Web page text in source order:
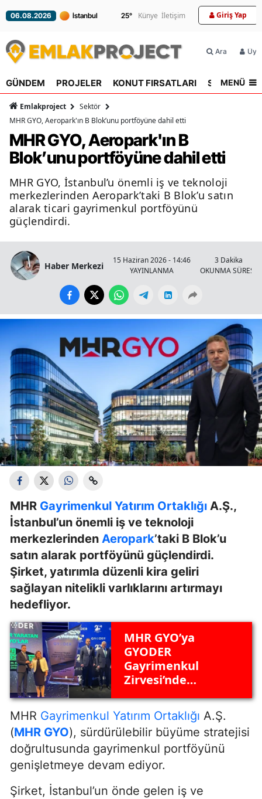
06.08.2026 25° Künye İletişim Giriş Yap
Ara
GÜNDEM PROJELER KONUT FIRSATLARI SEKTÖR
MENÜ
Emlakproject
Sektör
MHR GYO, Aeropark'ın B Blok’unu portföyüne dahil etti
MHR GYO, Aeropark'ın B
Blok’unu portföyüne dahil etti
MHR GYO, İstanbul’u önemli iş ve teknoloji
merkezlerinden Aeropark’taki B Blok’u satın
alarak ticari gayrimenkul portföyünü
güçlendirdi.
Haber Merkezi
15 Haziran 2026 - 14:46
YAYINLANMA
3 Dakika
OKUNMA SÜRESİ
MHR Gayrimenkul Yatırım Ortaklığı A.Ş.,
İstanbul’un önemli iş ve teknoloji
merkezlerinden Aeropark’taki B Blok’u
satın alarak portföyünü güçlendirdi.
Şirket, yatırımla düzenli kira geliri
sağlayan nitelikli varlıklarını artırmayı
hedefliyor.
MHR GYO’ya
GYODER
Gayrimenkul
Zirvesi’nde
ödülü
MHR Gayrimenkul Yatırım Ortaklığı A.Ş.
(MHR GYO), sürdürülebilir büyüme stratejisi
doğrultusunda gayrimenkul portföyünü
genişletmeye devam ediyor.
Şirket, İstanbul’un önde gelen iş ve